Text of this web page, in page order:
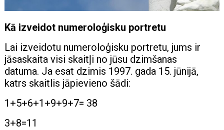
Kā izveidot numeroloģisku portretu
Lai izveidotu numeroloģisku portretu, jums ir
jāsaskaita visi skaitļi no jūsu dzimšanas
datuma. Ja esat dzimis 1997. gada 15. jūnijā,
katrs skaitlis jāpievieno šādi:
1+5+6+1+9+9+7= 38
3+8=11